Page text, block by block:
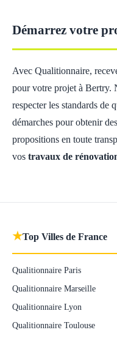
Démarrez votre
Avec Qualitionnaire,
pour votre projet à Bertry.
respecter les standards de
démarches pour obtenir
propositions en toute
vos travaux de
★Top Villes de France
Qualitionnaire Paris
Qualitionnaire Marseille
Qualitionnaire Lyon
Qualitionnaire Toulouse